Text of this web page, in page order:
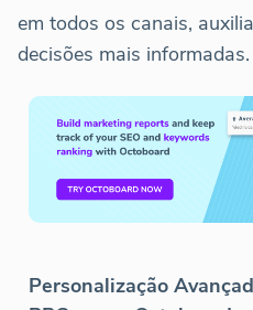
em todos os canais,
decisões mais informadas.
Personalização